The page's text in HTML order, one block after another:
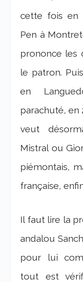
cette fois en
Pen à
prononce les
le patron.
en
parachuté, en
veut
Mistral ou
piémontais,
française,
Il faut lire la
andalou
pour lui
tout est